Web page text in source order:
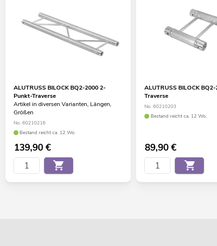
ALUTRUSS BILOCK BQ2-2000 2-
Punkt-Traverse
Artikel in diversen Varianten, Längen,
Größen
No. 60210216
Bestand reicht ca. 12 Wo.
139,90€
ALUTRUSS BILOCK
Traverse
No. 60210203
Bestand reicht ca. 12 Wo.
89,90€